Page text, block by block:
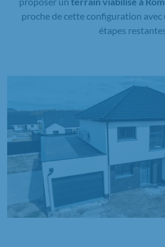
proche de cette configuration avec
étapes